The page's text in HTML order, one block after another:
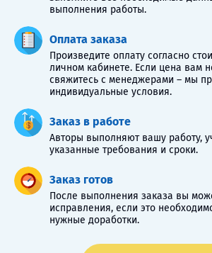
выполнения работы.
Оплата заказа
Произведите оплату согласно
личном кабинете. Если цена вам
свяжитесь с менеджерами – мы
индивидуальные условия.
Заказ в работе
Авторы выполняют вашу работу,
указанные требования и сроки.
Заказ готов
После выполнения заказа вы
исправления, если это
нужные доработки.